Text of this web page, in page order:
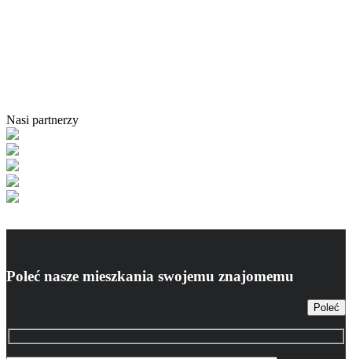
Nasi partnerzy
Poleć nasze mieszkania swojemu znajomemu
Poleć